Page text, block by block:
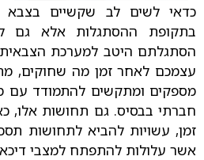
כדאי לשים לב שקשיים בצבא
בתקופת ההסתגלות אלא גם
הסתגלתם היטב למערכת
עצמכם לאחר זמן מה שחוקים,
מספקים ומתקשים להתמודד עם
חברתי בבסיס. גם תחושות אלו,
זמן, עשויות להביא לתחושות
אשר עלולות להתפתח למצבי